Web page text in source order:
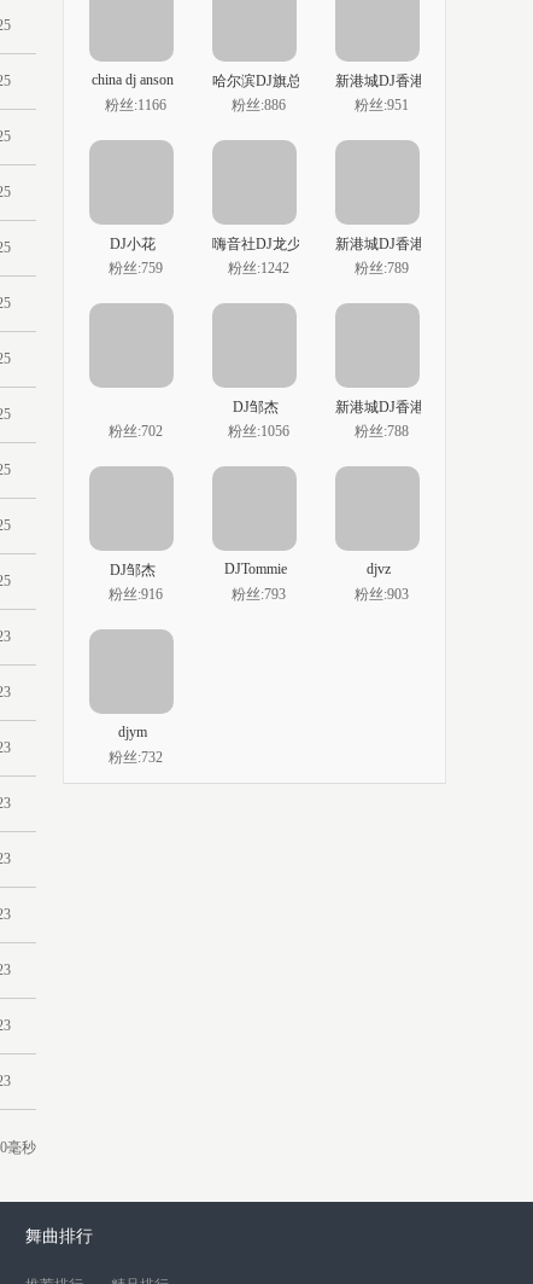
china dj anson
粉丝:1166
哈尔滨DJ旗总
粉丝:886
新港城DJ香港志權独家作品
粉丝:951
DJ小花
粉丝:759
嗨音社DJ龙少
粉丝:1242
新港城DJ香港志權独家作品
粉丝:789
粉丝:702
DJ邹杰
粉丝:1056
新港城DJ香港志權独家作品
粉丝:788
DJ邹杰
粉丝:916
DJTommie
粉丝:793
djvz
粉丝:903
djym
粉丝:732
毫秒
舞曲排行